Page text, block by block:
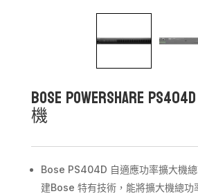
Bose PowerShare
機
Bose PS404D 自適應功率擴大機
建Bose 特有技術，能將擴大機總功